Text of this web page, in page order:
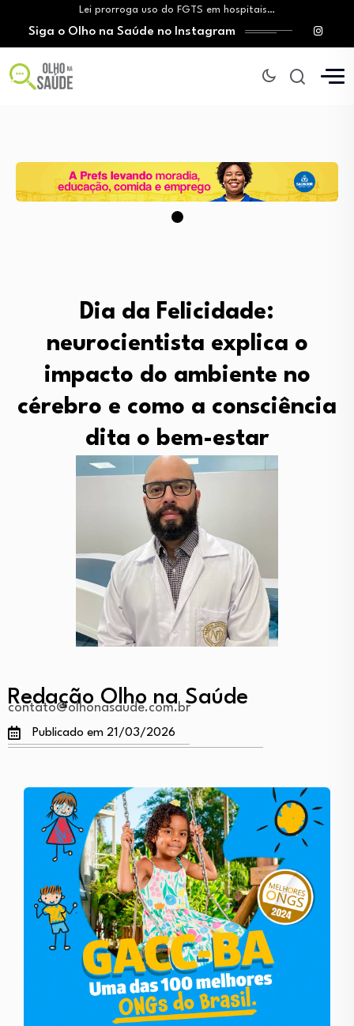
Lei prorroga uso do FGTS em hospitais…
Brasil registra alta taxa de diagnósticos tardios…
O Monte Tabor entrega à Bahia um…
Aleitamento materno: Salvador amplia ações de incentivo…
Medicamento incorporado ao SUS reduz em até…
Siga o Olho na Saúde no Instagram
Dia da Felicidade:
neurocientista explica o
impacto do ambiente no
cérebro e como a consciência
dita o bem-estar
Redação Olho na Saúde
contato@olhonasaude.com.br
Publicado em 21/03/2026